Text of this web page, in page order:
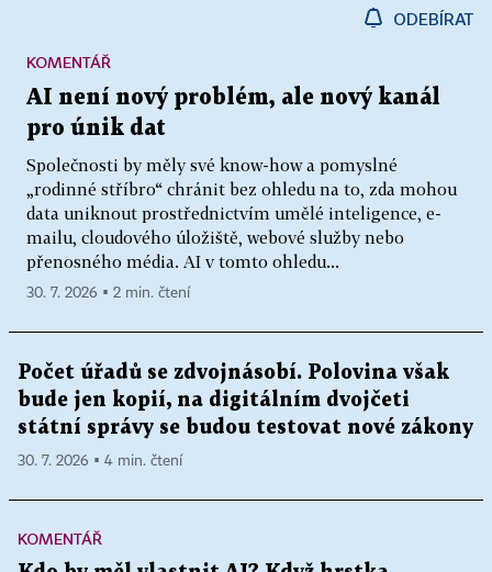
ODEBÍRAT
AI není nový problém, ale nový kanál
pro únik dat
Společnosti by měly své know-how a pomyslné
„rodinné stříbro“ chránit bez ohledu na to, zda mohou
data uniknout prostřednictvím umělé inteligence, e-
mailu, cloudového úložiště, webové služby nebo
přenosného média. AI v tomto ohledu...
KOMENTÁŘ
30. 7. 2026 ▪ 2 min. čtení
Počet úřadů se zdvojnásobí. Polovina však
bude jen kopií, na digitálním dvojčeti
státní správy se budou testovat nové zákony
30. 7. 2026 ▪ 4 min. čtení
KOMENTÁŘ